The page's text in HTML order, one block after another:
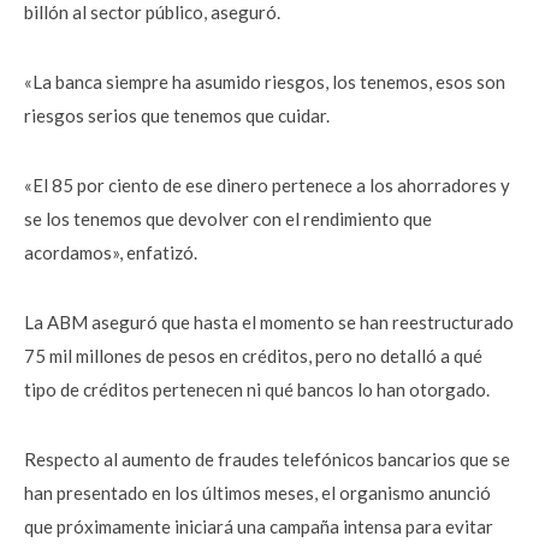
billón al sector público, aseguró.
«La banca siempre ha asumido riesgos, los tenemos, esos son
riesgos serios que tenemos que cuidar.
«El 85 por ciento de ese dinero pertenece a los ahorradores y
se los tenemos que devolver con el rendimiento que
acordamos», enfatizó.
La ABM aseguró que hasta el momento se han reestructurado
75 mil millones de pesos en créditos, pero no detalló a qué
tipo de créditos pertenecen ni qué bancos lo han otorgado.
Respecto al aumento de fraudes telefónicos bancarios que se
han presentado en los últimos meses, el organismo anunció
que próximamente iniciará una campaña intensa para evitar